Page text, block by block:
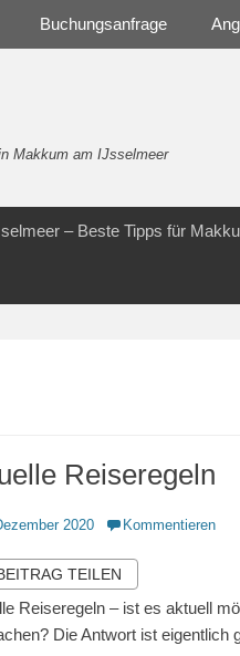
Buchungsanfrage
Makkum am IJsselmeer
– Beste Tipps für
Reiseregeln
2020 Kommentieren
TEILEN
Reiseregeln – ist es aktuell
Die Antwort ist eigentlich